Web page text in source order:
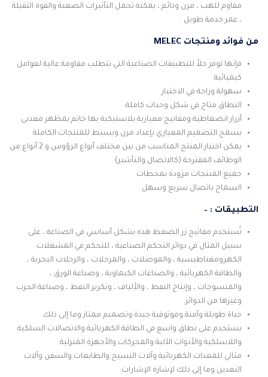
مقاوم للهب ، مرن ودائم ، يمكنه تحمل التأثيرات الصعبة والقوة الثقيلة
، عمر خدمة طويل .
من فوائد ومنتجات MELEC
فإنها توفر حلاً للتطبيقات الصناعية التي تتطلب مقاومة عالية لعوامل
كيميائية.
سهولة وراحة في الاختيار
النطاق متاح في شكل وحدات كاملة.
أزرار انضغاطية ومفاتيح معيارية بلاستيكية بها خاتم بمظهر معدنى
يسمح التصميم المعياري بإعداد مرن وبسيط للمنتجات الكاملة
يمكن اختيار المنتج المناسب من بين مختلف أنواع الرؤوس و 2 أنواع من
الوظائف المقترحة (كالاتصال والتأشير)
جميع المنتجات مزودة بمحطات
السماح باتصال سريع وسهل
التطبيقات : –
تُستخدم مفاتيح زر الضغط هذه بشكل أساسي في الصناعة ، على
سبيل المثال في دوائر التحكم الصناعية ، للتحكم في المشغلات
الكهرومغناطيسية ، والموصلات ، والمرحلات ، والرحلات البحرية ،
والطاقة الكهربائية ، والصناعات الكيماوية ، وصناعة الورق ،
والمنسوجات ، وإنتاج النفط ، والألياف ، وتكرير النفط ، وصناعة الحرب
وغيرها من الدوائر.
حياة طويلة وآمنة وموثوقية جيدة وتصميم ممتاز وما إلى ذلك.
يستخدم على نطاق واسع في الطاقة الكهربائية والاتصالات السلكية
واللاسلكية والأدوات الآلية والمحركات والأجهزة المنزلية.
مثالي للمعدات الكهربائية وآلات النسيج والطابعات والسفن وآلات
التعدين وما إلى ذلك لإشارة الإشارات.